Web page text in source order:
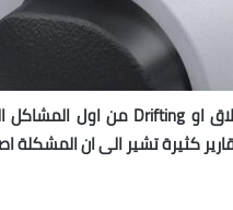
كثيرة تشير الى ان